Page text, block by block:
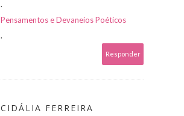
.
Pensamentos e Devaneios Poéticos
.
Responder
CIDÁLIA FERREIRA